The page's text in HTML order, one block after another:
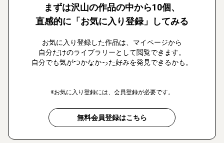
まずは沢山の作品の中から10個、
直感的に「お気に入り登録」してみる
お気に入り登録した作品は、マイページから
自分だけのライブラリーとして閲覧できます。
自分でも気がつかなかった好みを発見できるかも。
※お気に入り登録には、会員登録が必要です。
無料会員登録はこちら